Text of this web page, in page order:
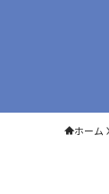
ホーム